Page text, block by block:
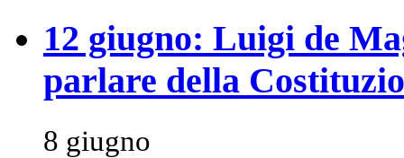
12 giugno: Luigi de
parlare della
8 giugno